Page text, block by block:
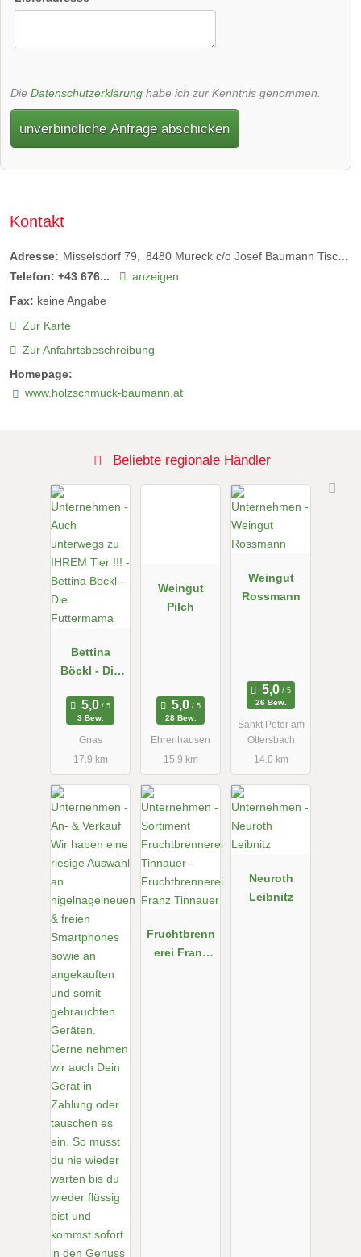
Die Datenschutzerklärung habe ich zur Kenntnis genommen.
unverbindliche Anfrage abschicken
Kontakt
Adresse: Misselsdorf 79 8480 Mureck c/o Josef Baumann Tischlerei
Telefon: +43 676...
anzeigen
Fax: keine Angabe
Zur Karte
Zur Anfahrtsbeschreibung
Homepage:
www.holzschmuck-baumann.at
Beliebte regionale Händler
Bettina
Böckl - Die
3 Bew.
Gnas
17.9 km
Weingut
Pilch
28 Bew.
Ehrenhausen
15.9 km
Weingut
Rossmann
26 Bew.
Sankt Peter am
Ottersbach
14.0 km
Fruchtbrenn
erei Franz
Neuroth
Leibnitz